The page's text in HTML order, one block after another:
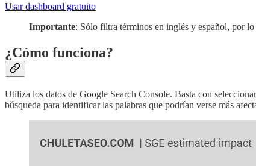
Usar dashboard gratuito
Importante: Sólo filtra términos en inglés y español, por
¿Cómo funciona?
Utiliza los datos de Google Search Console. Basta con
búsqueda para identificar las palabras que podrían verse más